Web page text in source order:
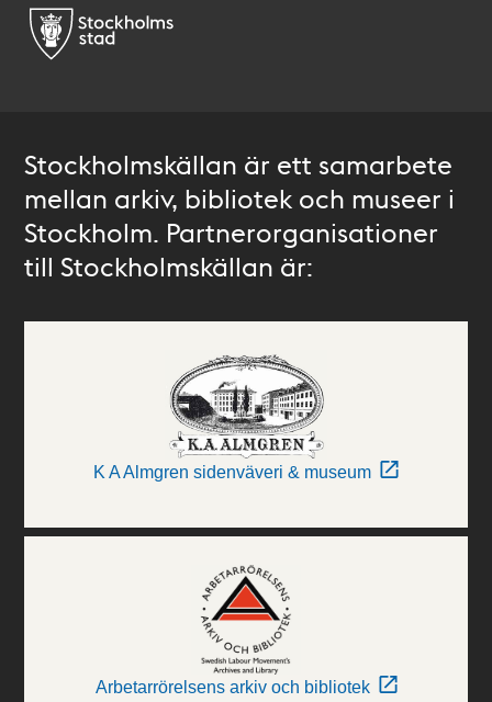
Stockholmskällan är ett samarbete
mellan arkiv, bibliotek och museer i
Stockholm. Partnerorganisationer
till Stockholmskällan är:
K A Almgren sidenväveri & museum
Arbetarrörelsens arkiv och bibliotek